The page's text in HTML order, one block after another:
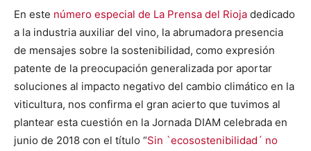
En este número especial de La Prensa del Rioja dedicado
a la industria auxiliar del vino, la abrumadora presencia
de mensajes sobre la sostenibilidad, como expresión
patente de la preocupación generalizada por aportar
soluciones al impacto negativo del cambio climático en la
viticultura, nos confirma el gran acierto que tuvimos al
plantear esta cuestión en la Jornada DIAM celebrada en
junio de 2018 con el título “Sin `ecosostenibilidad´ no